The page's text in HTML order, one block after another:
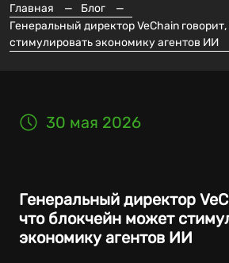
Главная — Блог
—
Генеральный директор VeChain
стимулировать экономику агентов ИИ
30 мая 2026
Генеральный директор
что блокчейн может
экономику агентов ИИ